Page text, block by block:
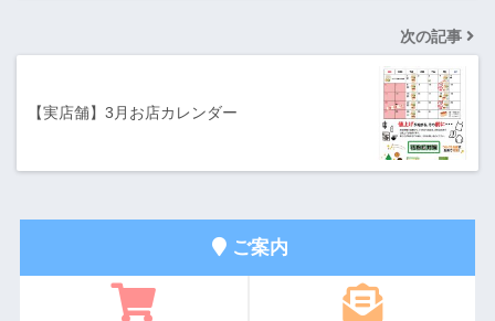
次の記事
【実店舗】3月お店カレンダー
ご案内